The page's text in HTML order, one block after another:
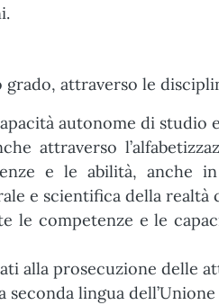
grado, attraverso le
autonome di studio
attraverso
e le abilità, anche
e scientifica della realtà
le competenze e le
alla prosecuzione delle
lingua